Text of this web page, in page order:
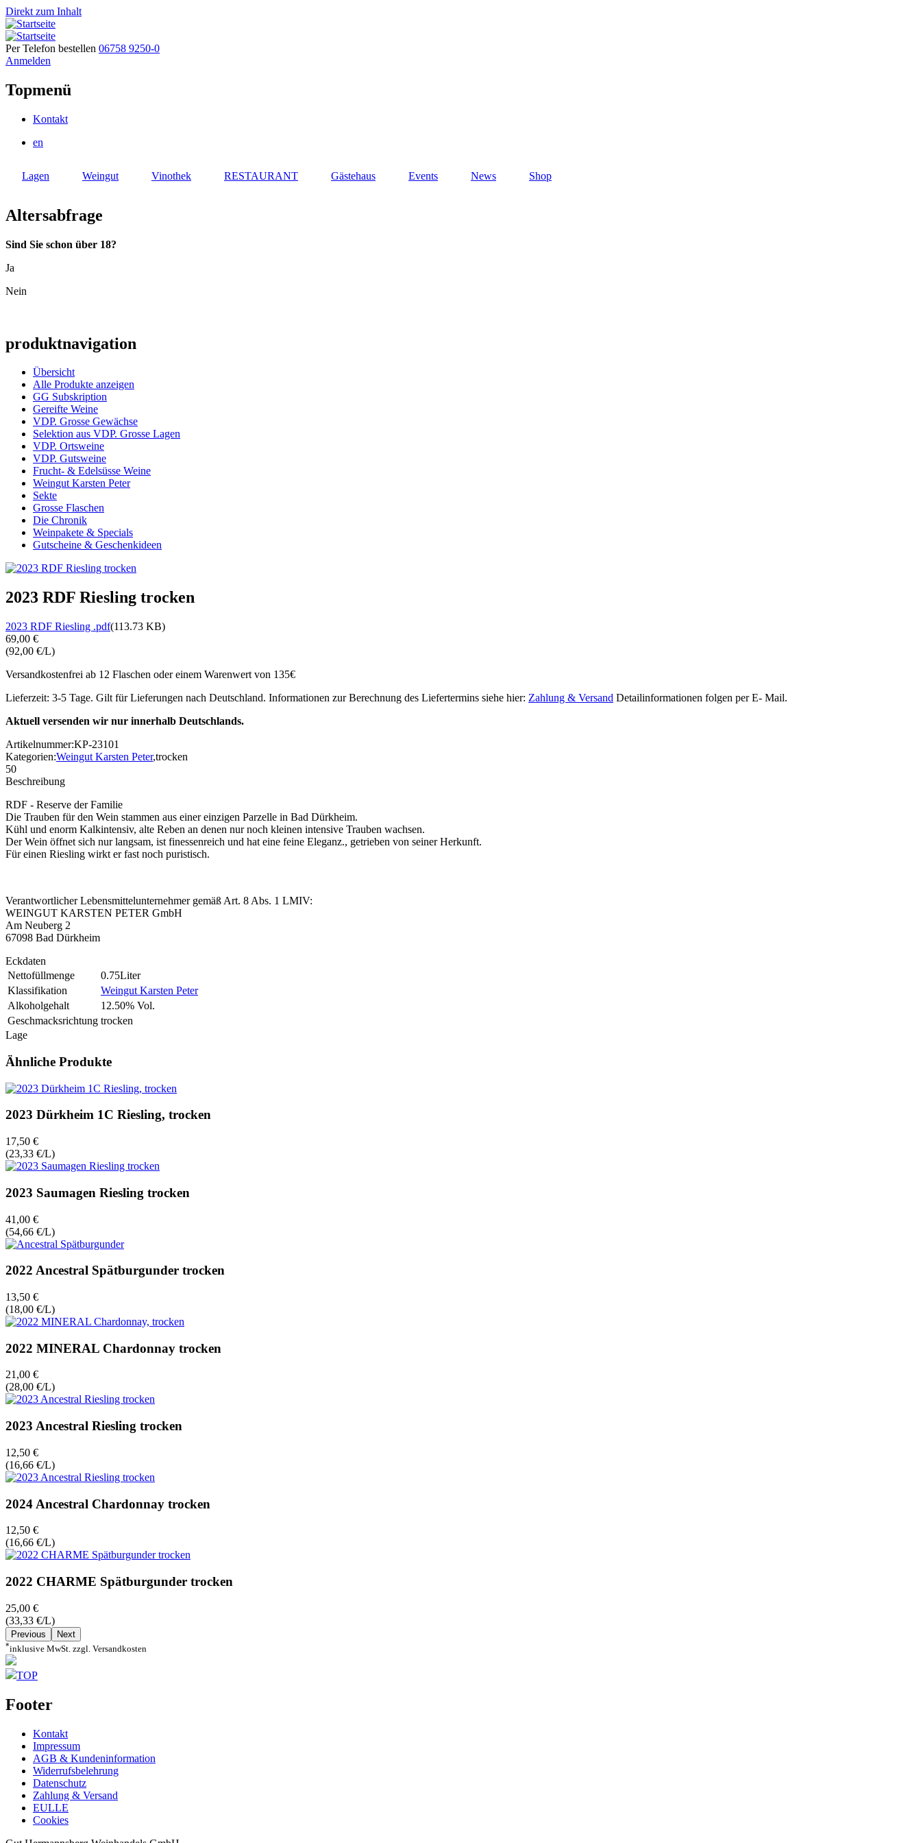
Direkt zum Inhalt
Per Telefon bestellen 06758 9250-0
Anmelden
Topmenü
Kontakt
en
Lagen Weingut Vinothek RESTAURANT Gästehaus Events News Shop
Altersabfrage
Sind Sie schon über 18?
Ja
Nein
produktnavigation
Übersicht
Alle Produkte anzeigen
GG Subskription
Gereifte Weine
VDP. Grosse Gewächse
Selektion aus VDP. Grosse Lagen
VDP. Ortsweine
VDP. Gutsweine
Frucht- & Edelsüsse Weine
Weingut Karsten Peter
Sekte
Grosse Flaschen
Die Chronik
Weinpakete & Specials
Gutscheine & Geschenkideen
2023 RDF Riesling trocken
2023 RDF Riesling .pdf(113.73 KB)
69,00 €
(92,00 €/L)
Versandkostenfrei ab 12 Flaschen oder einem Warenwert von 135€
Lieferzeit: 3-5 Tage. Gilt für Lieferungen nach Deutschland. Informationen zur Berechnung des Liefertermins siehe hier: Zahlung & Versand Detailinformationen folgen per E- Mail.
Aktuell versenden wir nur innerhalb Deutschlands.
Artikelnummer:KP-23101
Kategorien:Weingut Karsten Peter,trocken
50
Beschreibung
RDF - Reserve der Familie
Die Trauben für den Wein stammen aus einer einzigen Parzelle in Bad Dürkheim.
Kühl und enorm Kalkintensiv, alte Reben an denen nur noch kleinen intensive Trauben wachsen.
Der Wein öffnet sich nur langsam, ist finessenreich und hat eine feine Eleganz., getrieben von seiner Herkunft.
Für einen Riesling wirkt er fast noch puristisch.
Verantwortlicher Lebensmittelunternehmer gemäß Art. 8 Abs. 1 LMIV:
WEINGUT KARSTEN PETER GmbH
Am Neuberg 2
67098 Bad Dürkheim
Eckdaten
Nettofüllmenge
0.75Liter
Klassifikation
Weingut Karsten Peter
Alkoholgehalt
12.50% Vol.
Geschmacksrichtung trocken
Lage
Ähnliche Produkte
2023 Dürkheim 1C Riesling, trocken
17,50 €
(23,33 €/L)
2023 Saumagen Riesling trocken
41,00 €
(54,66 €/L)
2022 Ancestral Spätburgunder trocken
13,50 €
(18,00 €/L)
2022 MINERAL Chardonnay trocken
21,00 €
(28,00 €/L)
2023 Ancestral Riesling trocken
12,50 €
(16,66 €/L)
2024 Ancestral Chardonnay trocken
12,50 €
(16,66 €/L)
2022 CHARME Spätburgunder trocken
25,00 €
(33,33 €/L)
Previous Next
*inklusive MwSt. zzgl. Versandkosten
TOP
Footer
Kontakt
Impressum
AGB & Kundeninformation
Widerrufsbelehrung
Datenschutz
Zahlung & Versand
EULLE
Cookies